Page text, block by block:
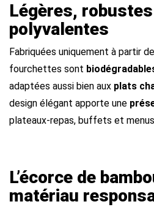
Légères,
polyvalentes
Fabriquées uniquement à partir
fourchettes sont
adaptées aussi bien aux plats
design élégant apporte une
plateaux-repas, buffets et
L’écorce de
matériau